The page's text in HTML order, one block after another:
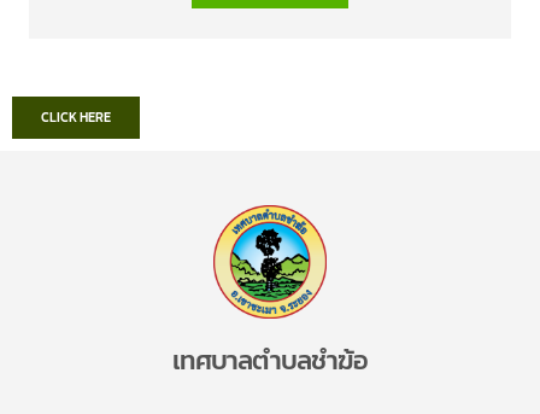
CLICK HERE
เทศบาลตำบลชำฆ้อ